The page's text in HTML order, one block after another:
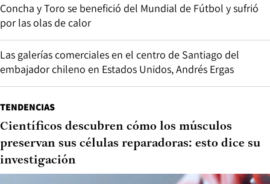
Concha y Toro se benefició del Mundial de Fútbol y sufrió
por las olas de calor
Las galerías comerciales en el centro de Santiago del
embajador chileno en Estados Unidos, Andrés Ergas
TENDENCIAS
Científicos descubren cómo los músculos
preservan sus células reparadoras: esto dice su
investigación